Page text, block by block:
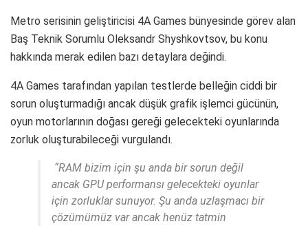
Metro serisinin geliştiricisi 4A Games bünyesinde görev alan
Baş Teknik Sorumlu Oleksandr Shyshkovtsov, bu konu
hakkında merak edilen bazı detaylara değindi.
4A Games tarafından yapılan testlerde belleğin ciddi bir
sorun oluşturmadığı ancak düşük grafik işlemci gücünün,
oyun motorlarının doğası gereği gelecekteki oyunlarında
zorluk oluşturabileceği vurgulandı.
“RAM bizim için şu anda bir sorun değil
ancak GPU performansı gelecekteki oyunlar
için zorluklar sunuyor. Şu anda uzlaşmacı bir
çözümümüz var ancak henüz tatmin